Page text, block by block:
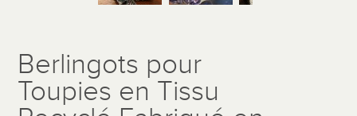
Berlingots pour
Toupies en Tissu